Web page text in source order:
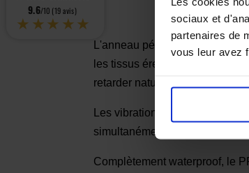
sociaux et
partenaires de
vous leur avez
L'anneau pénien PRETTY
les tissus érectiles, ce qui
retarder naturellement
Les vibrations générées par
simultanément la base du
Complètement waterproof, le
9.6/10 (19 avis)
★★★★★